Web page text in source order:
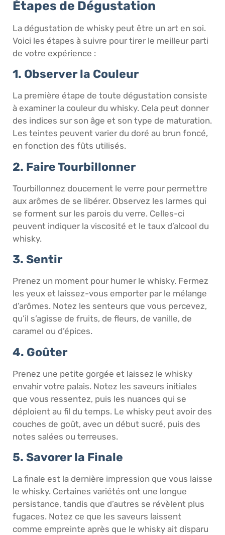
Étapes de Dégustation
La dégustation de whisky peut être un art en soi.
Voici les étapes à suivre pour tirer le meilleur parti
de votre expérience :
1. Observer la Couleur
La première étape de toute dégustation consiste
à examiner la couleur du whisky. Cela peut donner
des indices sur son âge et son type de maturation.
Les teintes peuvent varier du doré au brun foncé,
en fonction des fûts utilisés.
2. Faire Tourbillonner
Tourbillonnez doucement le verre pour permettre
aux arômes de se libérer. Observez les larmes qui
se forment sur les parois du verre. Celles-ci
peuvent indiquer la viscosité et le taux d’alcool du
whisky.
3. Sentir
Prenez un moment pour humer le whisky. Fermez
les yeux et laissez-vous emporter par le mélange
d’arômes. Notez les senteurs que vous percevez,
qu’il s’agisse de fruits, de fleurs, de vanille, de
caramel ou d’épices.
4. Goûter
Prenez une petite gorgée et laissez le whisky
envahir votre palais. Notez les saveurs initiales
que vous ressentez, puis les nuances qui se
déploient au fil du temps. Le whisky peut avoir des
couches de goût, avec un début sucré, puis des
notes salées ou terreuses.
5. Savorer la Finale
La finale est la dernière impression que vous laisse
le whisky. Certaines variétés ont une longue
persistance, tandis que d’autres se révèlent plus
fugaces. Notez ce que les saveurs laissent
comme empreinte après que le whisky ait disparu